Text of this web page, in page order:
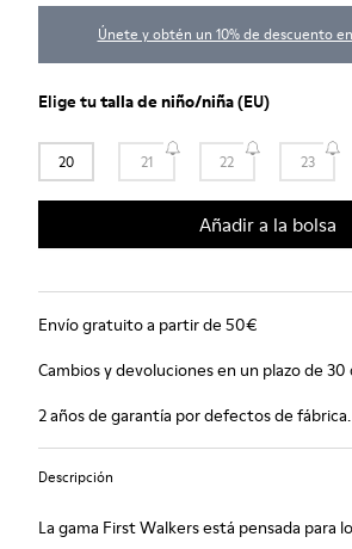
Únete y obtén un 10% de descuento
Elige tutalla de niño/niña(EU)
20 21 22 23
Añadir a la bolsa
Envío gratuito a partir de 50€
Cambios y devoluciones en un plazo de 30
2 años de garantía por defectos de fábrica.
Descripción
La gama First Walkers está pensada para